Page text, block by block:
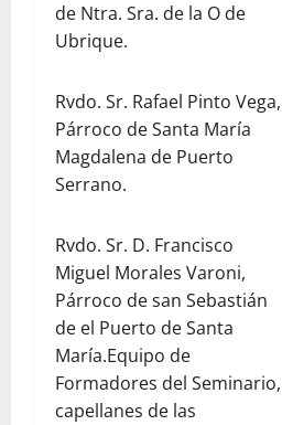
de Ntra. Sra. de la O de
Ubrique.
Rvdo. Sr. Rafael Pinto Vega,
Párroco de Santa María
Magdalena de Puerto
Serrano.
Rvdo. Sr. D. Francisco
Miguel Morales Varoni,
Párroco de san Sebastián
de el Puerto de Santa
María.Equipo de
Formadores del Seminario,
capellanes de las